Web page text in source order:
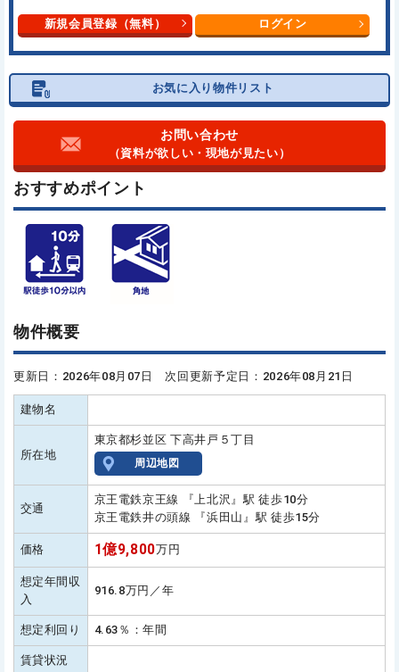
新規会員登録（無料） ログイン
お気に入り物件リスト
お問い合わせ
（資料が欲しい・現地が見たい）
おすすめポイント
物件概要
更新日：2026年08月07日 次回更新予定日：2026年08月21日
建物名
所在地
東京都杉並区 下高井戸５丁目
周辺地図
交通
京王電鉄京王線 『上北沢』駅 徒歩10分
京王電鉄井の頭線 『浜田山』駅 徒歩15分
価格 1億9,800万円
想定年間収
入
916.8万円／年
想定利回り 4.63％：年間
賃貸状況